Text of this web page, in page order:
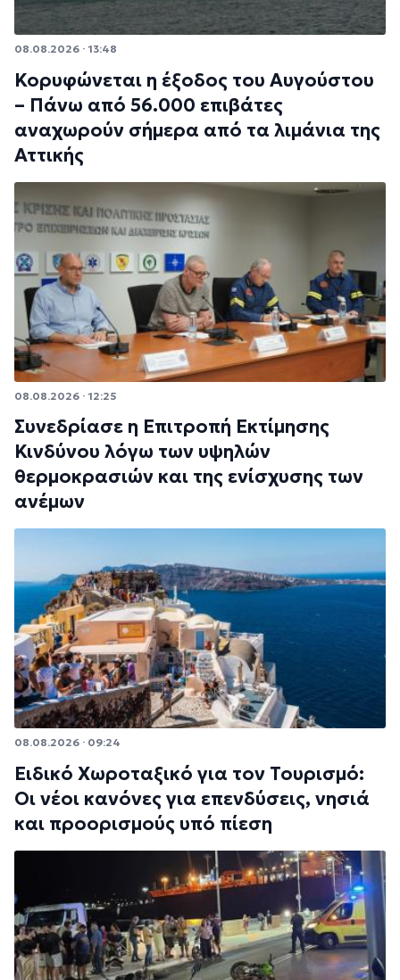
08.08.2026 · 13:48
Κορυφώνεται η έξοδος του Αυγούστου
– Πάνω από 56.000 επιβάτες
αναχωρούν σήμερα από τα λιμάνια της
Αττικής
08.08.2026 · 12:25
Συνεδρίασε η Επιτροπή Εκτίμησης
Κινδύνου λόγω των υψηλών
θερμοκρασιών και της ενίσχυσης των
ανέμων
08.08.2026 · 09:24
Ειδικό Χωροταξικό για τον Τουρισμό:
Οι νέοι κανόνες για επενδύσεις, νησιά
και προορισμούς υπό πίεση